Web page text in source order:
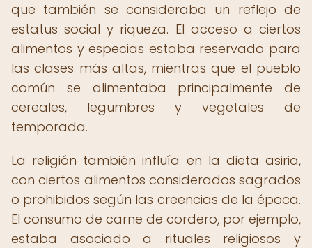
que también se consideraba un reflejo de
estatus social y riqueza. El acceso a ciertos
alimentos y especias estaba reservado para
las clases más altas, mientras que el pueblo
común se alimentaba principalmente de
cereales, legumbres y vegetales de
temporada.
La religión también influía en la dieta asiria,
con ciertos alimentos considerados sagrados
o prohibidos según las creencias de la época.
El consumo de carne de cordero, por ejemplo,
estaba asociado a rituales religiosos y